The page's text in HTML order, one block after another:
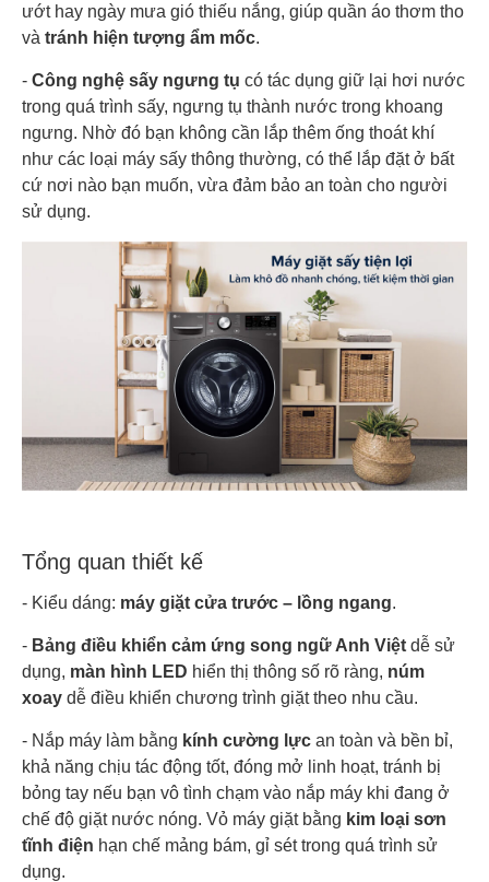
ướt hay ngày mưa gió thiếu nắng, giúp quần áo thơm tho
và tránh hiện tượng ẩm mốc.
- Công nghệ sấy ngưng tụ có tác dụng giữ lại hơi nước
trong quá trình sấy, ngưng tụ thành nước trong khoang
ngưng. Nhờ đó bạn không cần lắp thêm ống thoát khí
như các loại máy sấy thông thường, có thể lắp đặt ở bất
cứ nơi nào bạn muốn, vừa đảm bảo an toàn cho người
sử dụng.
Tổng quan thiết kế
- Kiểu dáng: máy giặt cửa trước – lồng ngang.
- Bảng điều khiển cảm ứng song ngữ Anh Việt dễ sử
dụng, màn hình LED hiển thị thông số rõ ràng, núm
xoay dễ điều khiển chương trình giặt theo nhu cầu.
- Nắp máy làm bằng kính cường lực an toàn và bền bỉ,
khả năng chịu tác động tốt, đóng mở linh hoạt, tránh bị
bỏng tay nếu bạn vô tình chạm vào nắp máy khi đang ở
chế độ giặt nước nóng. Vỏ máy giặt bằng kim loại sơn
tĩnh điện hạn chế mảng bám, gỉ sét trong quá trình sử
dụng.